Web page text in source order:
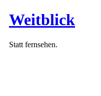
Weitblick
Statt fernsehen.